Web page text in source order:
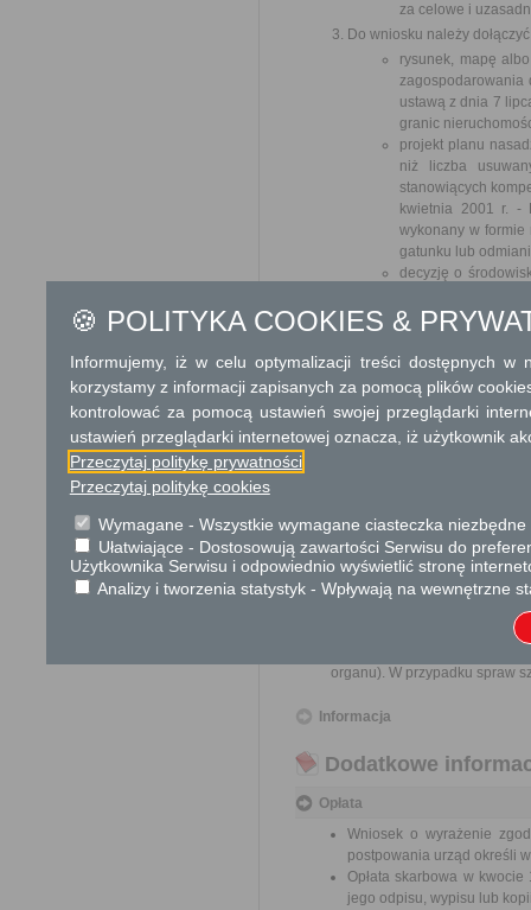
za celowe i
Do wniosku należy
rysunek, mapę
zagospodarowania
ustawą z dnia 7
granic
projekt planu
niż liczba
stanowiących
kwietnia 2001 r. -
wykonany w formie
gatunku lub
decyzję o
którego wymagane
środowisko, oraz
środowiska w
przeprowadzona
stosowne
wydane.
Obywatel, Przedsiębiorca,
Termin załatwienia sprawy
Sprawa załatwiana jest
terminu nie wlicza się
organu). W przypadku spraw
Informacja
Dodatkowe
Opłata
Wniosek o wyrażenie
postpowania urząd określi
Opłata skarbowa w
jego odpisu, wypisu lub
🍪 POLITYKA COOKIES &
Informujemy, iż w celu optymalizacji treści dostępnych w
korzystamy z informacji zapisanych za pomocą plików
kontrolować za pomocą ustawień swojej przeglądarki
ustawień przeglądarki internetowej oznacza, iż użytkownik
Przeczytaj politykę prywatności
Przeczytaj politykę cookies
Wymagane - Wszystkie wymagane ciasteczka
Ułatwiające - Dostosowują zawartości Serwisu do
Użytkownika Serwisu i odpowiednio wyświetlić stronę
Analizy i tworzenia statystyk - Wpływają na wewnętrzne